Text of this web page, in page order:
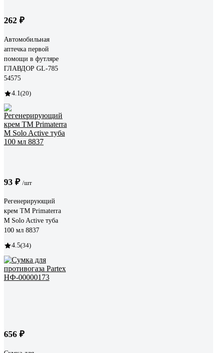
262 ₽
Автомобильная
аптечка первой
помощи в футляре
ГЛАВДОР GL-785
54575
4.1 (20)
93 ₽ /шт
Регенерирующий
крем TM Primaterra
M Solo Active туба
100 мл 8837
4.5(34)
656 ₽